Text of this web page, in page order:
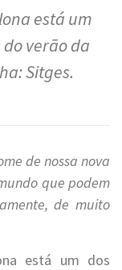
está um
verão da
Sitges.
de nossa nova
que podem
de muito
está um dos